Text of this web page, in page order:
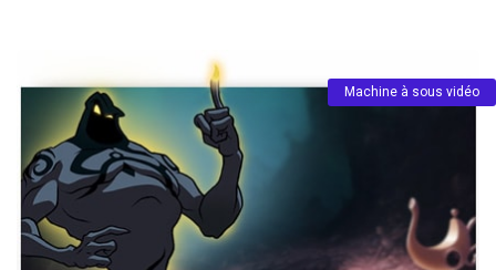
Machine à sous vidéo